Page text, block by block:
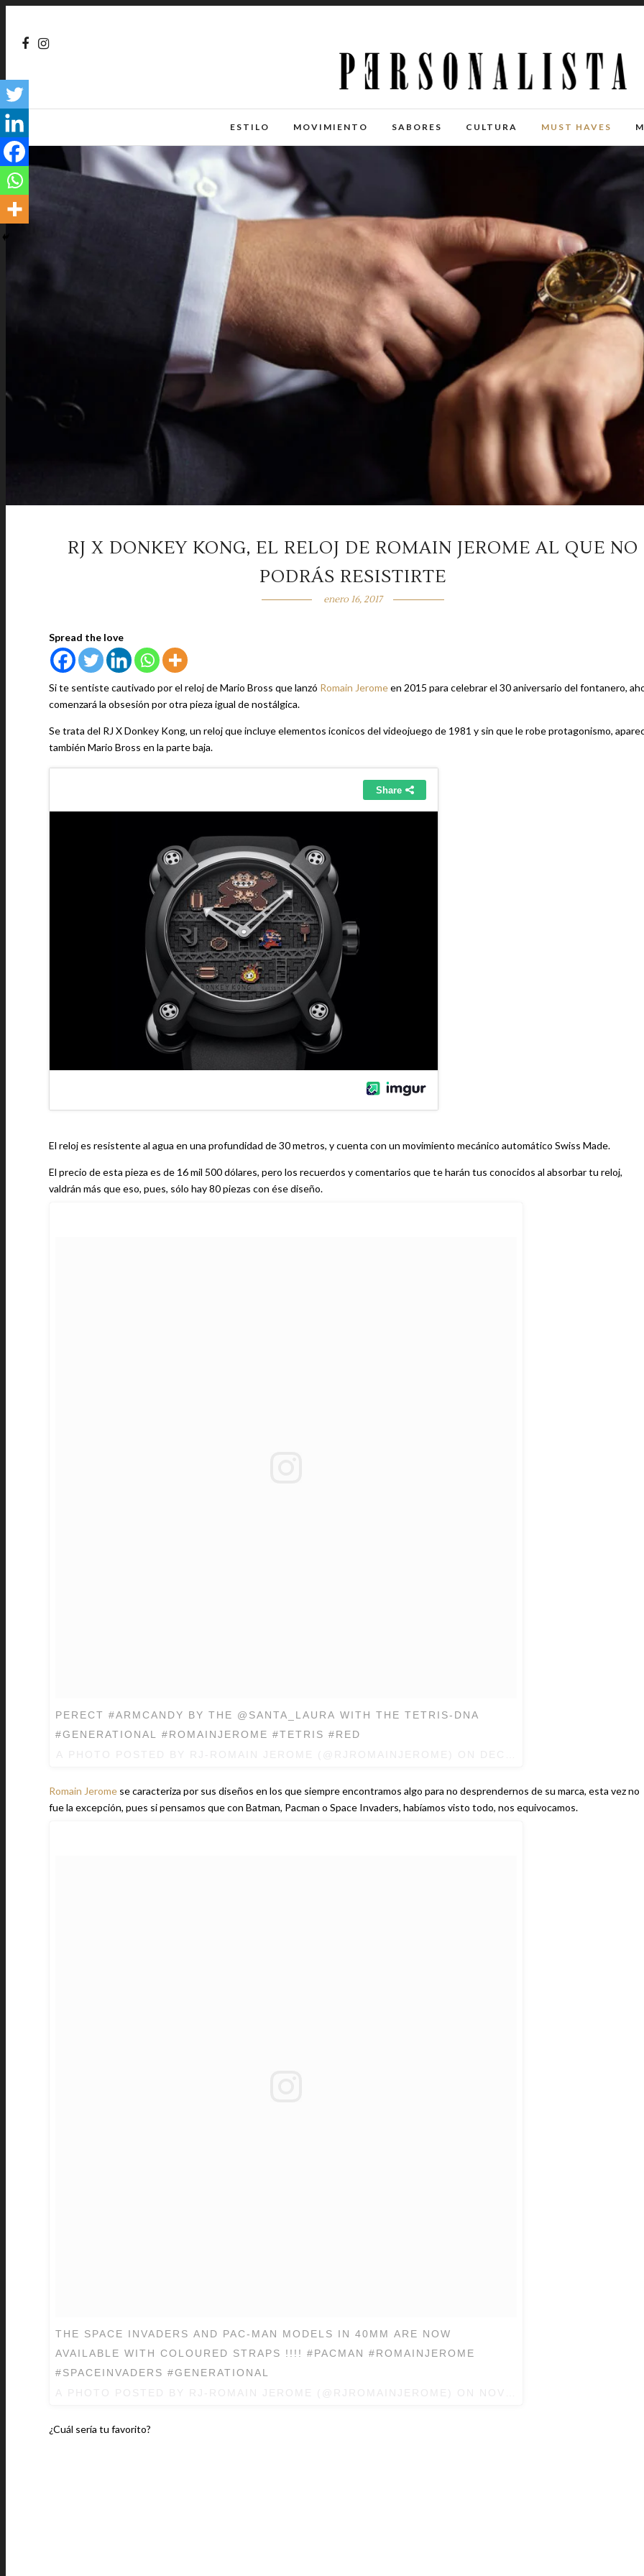
ESTILO MOVIMIENTO SABORES CULTURA MUST HAVES
RJ X DONKEY KONG, EL RELOJ DE ROMAIN JEROME AL QUE NO
PODRÁS RESISTIRTE
enero 16, 2017
Spread the love
Si te sentiste cautivado por el reloj de Mario Bross que lanzó Romain Jeromeen 2015 para celebrar el 30 aniversario del fontanero,
comenzará la obsesión por otra pieza igual de nostálgica.
Se trata del RJ X Donkey Kong, un reloj que incluye elementos iconicos del videojuego de 1981 y sin que le robe protagonismo,
también Mario Bross en la parte baja.
El reloj es resistente al agua en una profundidad de 30 metros, y cuenta con un movimiento mecánico automático Swiss Made.
El precio de esta pieza es de 16 mil 500 dólares, pero los recuerdos y comentarios que te harán tus conocidos al absorbar tu reloj,
valdrán más que eso, pues, sólo hay 80 piezas con ése diseño.
PERECT #ARMCANDY BY THE @SANTA_LAURA WITH THE TETRIS-DNA
#GENERATIONAL #ROMAINJEROME #TETRIS #RED
Romain Jerome se caracteriza por sus diseños en los que siempre encontramos algo para no desprendernos de su marca, esta vez no
fue la excepción, pues si pensamos que con Batman, Pacman o Space Invaders, habíamos visto todo, nos equivocamos.
THE SPACE INVADERS AND PAC-MAN MODELS IN 40MM ARE NOW
AVAILABLE WITH COLOURED STRAPS !!!! #PACMAN #ROMAINJEROME
#SPACEINVADERS #GENERATIONAL
¿Cuál sería tu favorito?